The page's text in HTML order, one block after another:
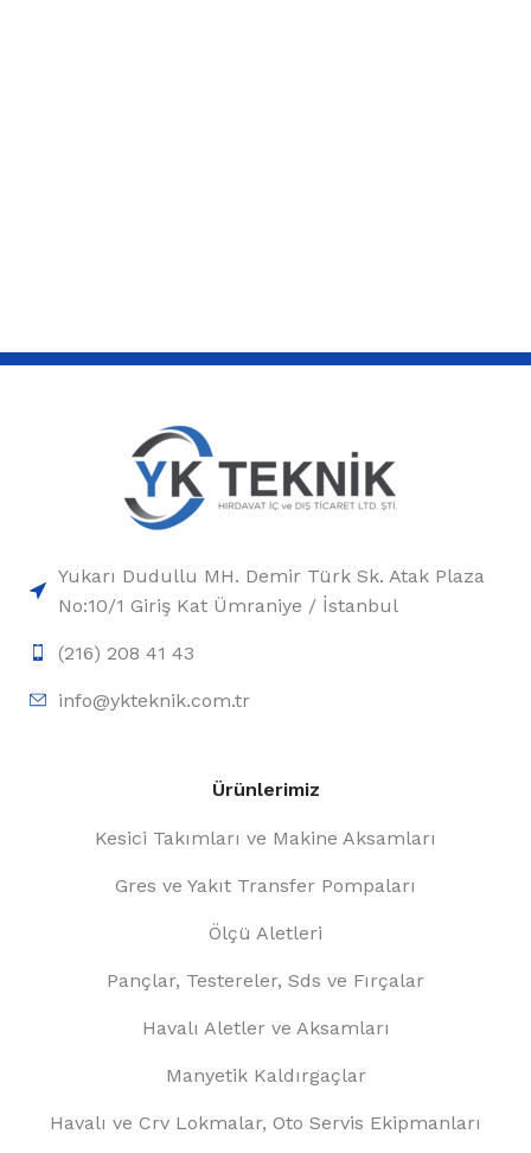
Yukarı Dudullu MH. Demir Türk Sk. Atak Plaza
No:10/1 Giriş Kat Ümraniye / İstanbul
(216) 208 41 43
info@ykteknik.com.tr
Ürünlerimiz
Kesici Takımları ve Makine Aksamları
Gres ve Yakıt Transfer Pompaları
Ölçü Aletleri
Pançlar, Testereler, Sds ve Fırçalar
Havalı Aletler ve Aksamları
Manyetik Kaldırgaçlar
Havalı ve Crv Lokmalar, Oto Servis Ekipmanları